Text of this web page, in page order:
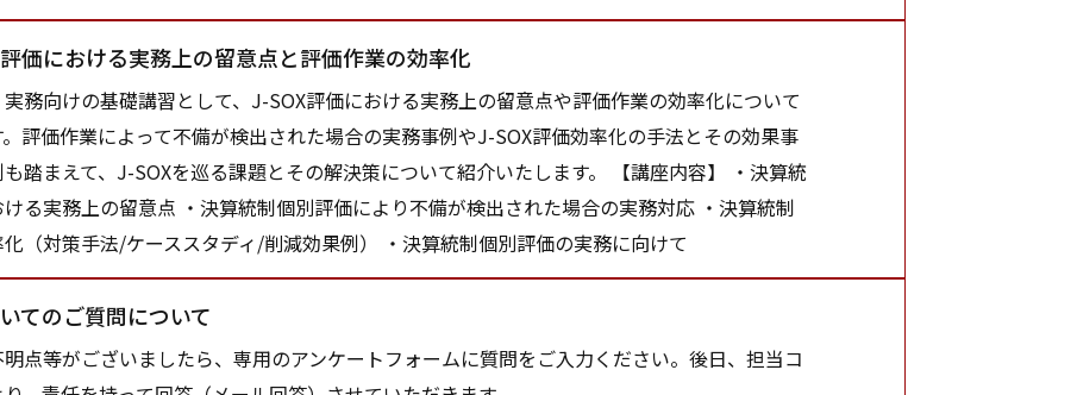
価における実務上の留意点と評価作業の効率化
務向けの基礎講習として、J-SOX評価における実務上の留意点や評価作業の効率化について
評価作業によって不備が検出された場合の実務事例やJ-SOX評価効率化の手法とその効果事
踏まえて、J-SOXを巡る課題とその解決策について紹介いたします。 【講座内容】 ・決算統
る実務上の留意点 ・決算統制個別評価により不備が検出された場合の実務対応 ・決算統制
（対策手法/ケーススタディ/削減効果例） ・決算統制個別評価の実務に向けて
てのご質問について
点等がございましたら、専用のアンケートフォームに質問をご入力ください。後日、担当コ